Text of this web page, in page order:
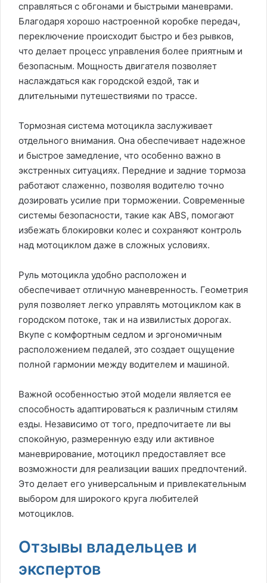
справляться с обгонами и быстрыми маневрами.
Благодаря хорошо настроенной коробке передач,
переключение происходит быстро и без рывков,
что делает процесс управления более приятным и
безопасным. Мощность двигателя позволяет
наслаждаться как городской ездой, так и
длительными путешествиями по трассе.
Тормозная система мотоцикла заслуживает
отдельного внимания. Она обеспечивает надежное
и быстрое замедление, что особенно важно в
экстренных ситуациях. Передние и задние тормоза
работают слаженно, позволяя водителю точно
дозировать усилие при торможении. Современные
системы безопасности, такие как ABS, помогают
избежать блокировки колес и сохраняют контроль
над мотоциклом даже в сложных условиях.
Руль мотоцикла удобно расположен и
обеспечивает отличную маневренность. Геометрия
руля позволяет легко управлять мотоциклом как в
городском потоке, так и на извилистых дорогах.
Вкупе с комфортным седлом и эргономичным
расположением педалей, это создает ощущение
полной гармонии между водителем и машиной.
Важной особенностью этой модели является ее
способность адаптироваться к различным стилям
езды. Независимо от того, предпочитаете ли вы
спокойную, размеренную езду или активное
маневрирование, мотоцикл предоставляет все
возможности для реализации ваших предпочтений.
Это делает его универсальным и привлекательным
выбором для широкого круга любителей
мотоциклов.
Отзывы владельцев и
экспертов